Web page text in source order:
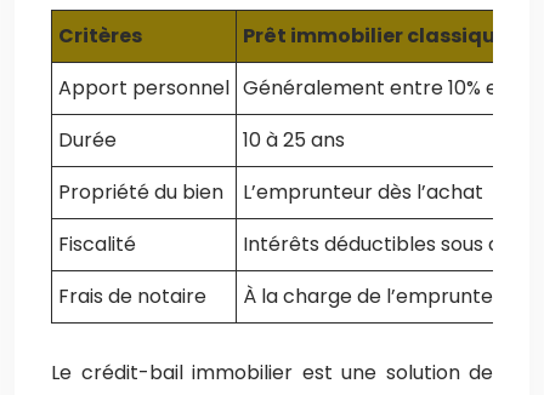
Critères
Prêt immobilier classique
Apport personnel Généralement entre 10% et
Durée
10 à 25 ans
Propriété du bien
L’emprunteur dès l’achat
Fiscalité
Intérêts déductibles sous
Frais de notaire
À la charge de l’emprunteur
Le crédit-bail immobilier est une solution de